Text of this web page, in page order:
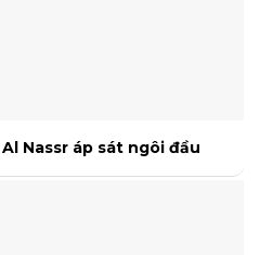
Nassr áp sát ngôi đầu